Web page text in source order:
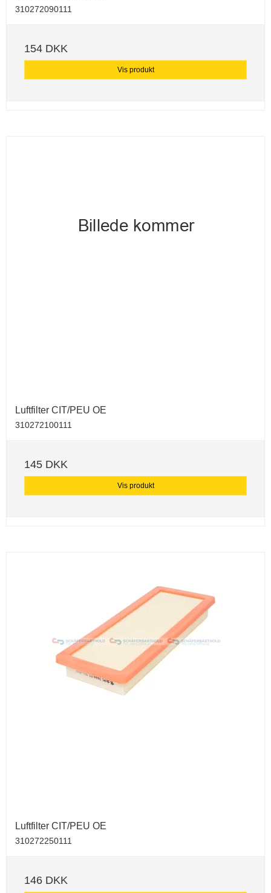
310272090111
154 DKK
Vis produkt
Luftfilter CIT/PEU OE
310272100111
145 DKK
Vis produkt
Luftfilter CIT/PEU OE
310272250111
146 DKK